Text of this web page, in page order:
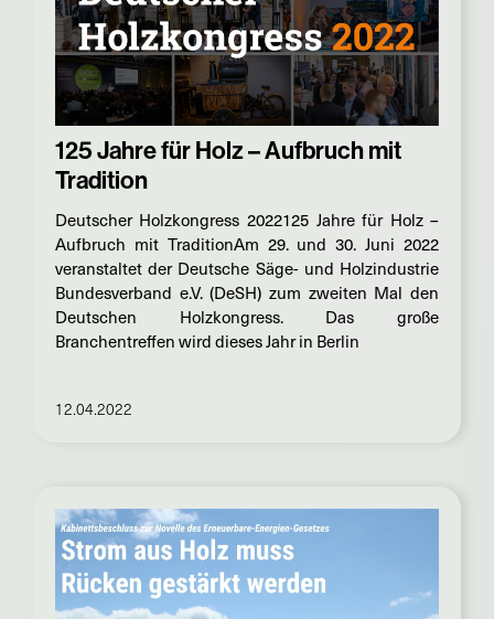
125 Jahre für Holz – Aufbruch mit
Tradition
Deutscher Holzkongress 2022125 Jahre für Holz –
Aufbruch mit TraditionAm 29. und 30. Juni 2022
veranstaltet der Deutsche Säge- und Holzindustrie
Bundesverband e.V. (DeSH) zum zweiten Mal den
Deutschen Holzkongress. Das große
Branchentreffen wird dieses Jahr in Berlin
12.04.2022